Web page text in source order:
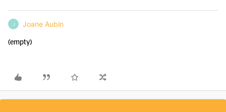
J Joane Aubin
(empty)